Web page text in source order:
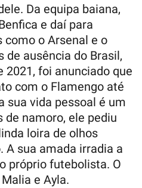
Da equipa baiana,
e daí para
o Arsenal e o
de ausência do Brasil,
2021, foi anunciado que
com o Flamengo até
sua vida pessoal é um
de namoro, ele pediu
loira de olhos
A sua amada irradia a
próprio futebolista. O
e Ayla.